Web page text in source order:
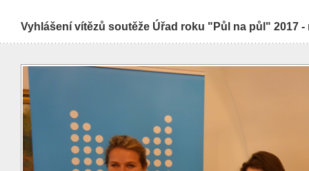
Vyhlášení vítězů soutěže Úřad roku "Půl na půl" 2017